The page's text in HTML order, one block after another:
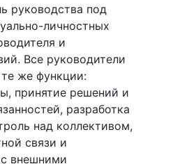
руководства под
личностных
и
Все руководители
же функции:
принятие решений и
разработка
над коллективом,
связи и
внешними